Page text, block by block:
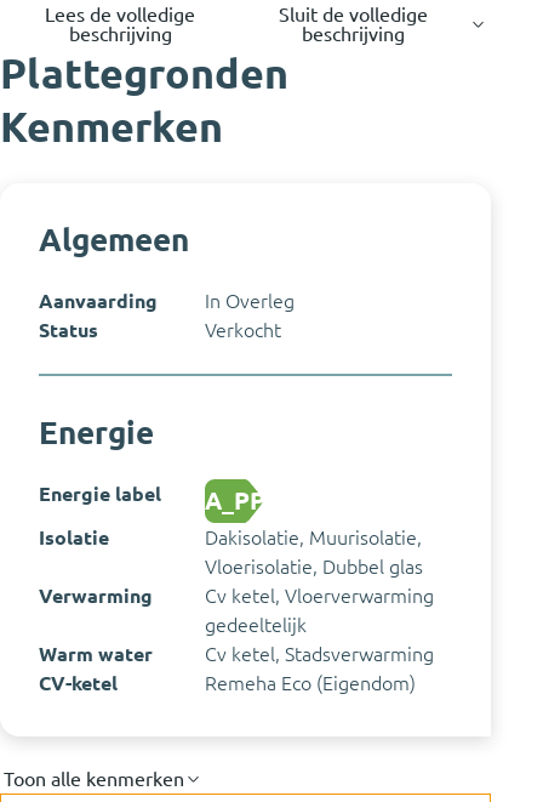
Lees de volledige
beschrijving
Sluit de volledige
beschrijving
Plattegronden
Kenmerken
Algemeen
Aanvaarding
In Overleg
Status
Verkocht
Energie
Energie label A_PP
Isolatie
Dakisolatie, Muurisolatie,
Vloerisolatie, Dubbel glas
Verwarming
Cv ketel, Vloerverwarming
gedeeltelijk
Warm water
Cv ketel, Stadsverwarming
CV-ketel
Remeha Eco (Eigendom)
Toon alle kenmerken